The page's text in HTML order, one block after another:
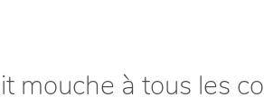
mouche à tous les